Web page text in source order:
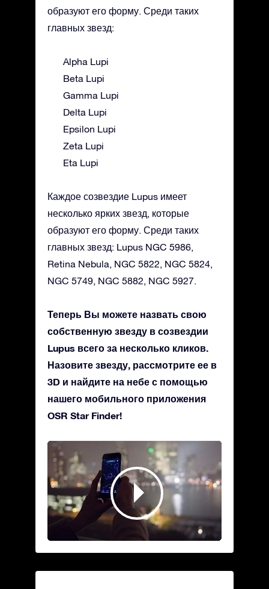
образуют его форму. Среди таких
главных звезд:
Alpha Lupi
Beta Lupi
Gamma Lupi
Delta Lupi
Epsilon Lupi
Zeta Lupi
Eta Lupi
Каждое созвездие Lupus имеет
несколько ярких звезд, которые
образуют его форму. Среди таких
главных звезд: Lupus NGC 5986,
Retina Nebula, NGC 5822, NGC 5824,
NGC 5749, NGC 5882, NGC 5927.
Теперь Вы можете назвать свою
собственную звезду в созвездии
Lupus всего за несколько кликов.
Назовите звезду, рассмотрите ее в
3D и найдите на небе с помощью
нашего мобильного приложения
OSR Star Finder!